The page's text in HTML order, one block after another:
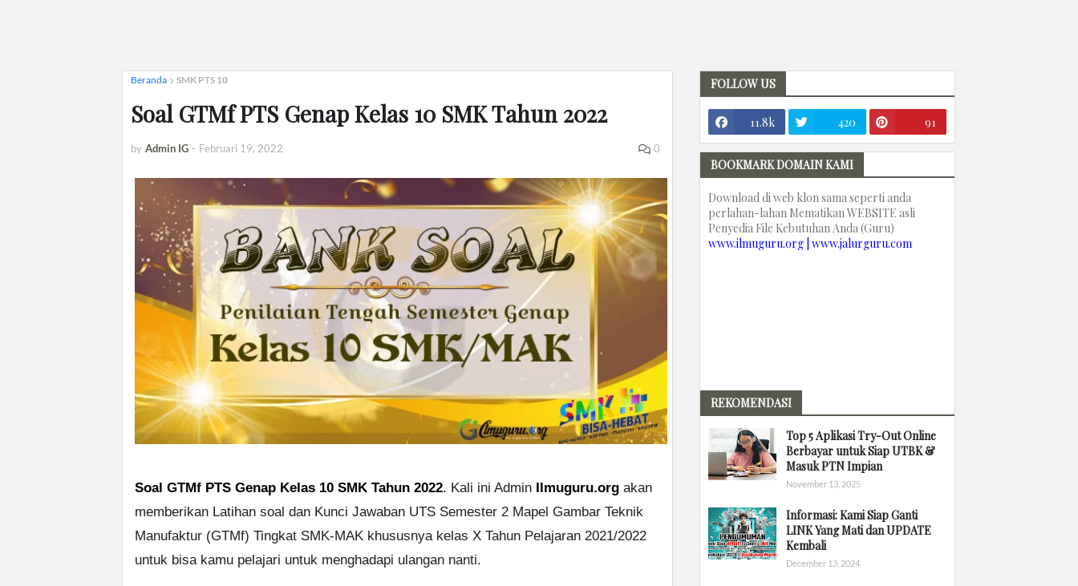
Beranda SMK PTS 10
Soal GTMf PTS Genap Kelas 10 SMK Tahun 2022
by Admin IG - Februari 19, 2022 0
Soal GTMf PTS Genap Kelas 10 SMK Tahun 2022. Kali ini Admin Ilmuguru.org akan
memberikan Latihan soal dan Kunci Jawaban UTS Semester 2 Mapel Gambar Teknik
Manufaktur (GTMf) Tingkat SMK-MAK khususnya kelas X Tahun Pelajaran 2021/2022
untuk bisa kamu pelajari untuk menghadapi ulangan nanti.
FOLLOW US
11.8k 420 91
BOOKMARK DOMAIN KAMI
Download di web klon sama seperti anda
perlahan-lahan Mematikan WEBSITE asli
Penyedia File Kebutuhan Anda (Guru)
www.ilmuguru.org | www.jalurguru.com
REKOMENDASI
Top 5 Aplikasi Try-Out Online
Berbayar untuk Siap UTBK &
Masuk PTN Impian
November 13, 2025
Informasi: Kami Siap Ganti
LINK Yang Mati dan UPDATE
Kembali
December 13, 2024